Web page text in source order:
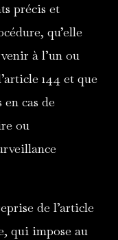
précis et
qu’elle
à l’un ou
144 et que
cas de
ou
de l’article
qui impose au